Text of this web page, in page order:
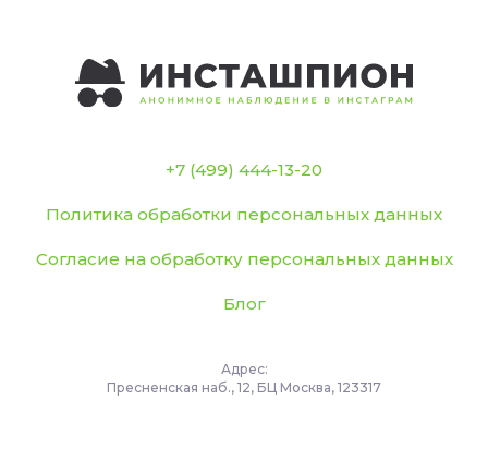
+7 (499) 444-13-20
Политика обработки персональных данных
Согласие на обработку персональных данных
Блог
Адрес:
Пресненская наб., 12, БЦ Москва, 123317